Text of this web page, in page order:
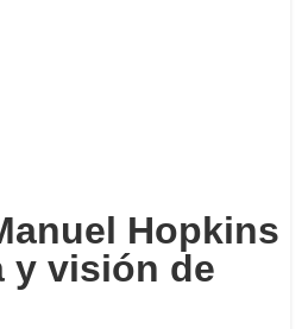
Hopkins
y visión de